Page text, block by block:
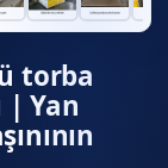
torba
| Yan